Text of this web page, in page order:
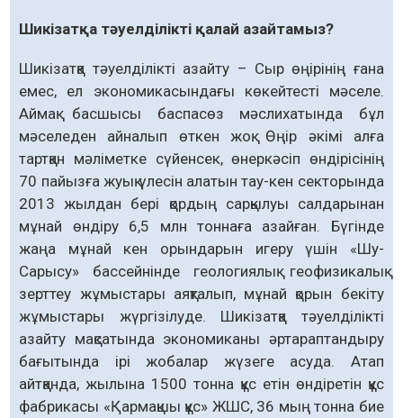
Шикізатқа тәуелділікті қалай азайтамыз?
Шикізатқа тәуелділікті азайту – Сыр өңі­рінің ғана
емес, ел экономикасындағы көкейтесті мәселе.
Аймақ басшысы баспасөз мәслихатында бұл
мәселеден айналып өткен жоқ. Өңір әкімі алға
тартқан мәліметке сүйенсек, өнеркәсіп өндірісінің
70 пайызға жуық үлесін алатын тау-кен секторында
2013 жылдан бері қордың сарқылуы салдарынан
мұнай өндіру 6,5 млн тоннаға азайған. Бүгінде
жаңа мұнай кен орындарын игеру үшін «Шу-
Сарысу» бассейнінде геологиялық геофизикалық
зерттеу жұмыстары аяқталып, мұнай қорын бекіту
жұмыстары жүргізілуде. Шикізатқа тәуелділікті
азайту мақсатында экономиканы әртараптандыру
бағытында ірі жобалар жүзеге асуда. Атап
айтқанда, жылына 1500 тонна құс етін өндіретін құс
фабрикасы «Қармақшы құс» ЖШС, 36 мың тонна бие